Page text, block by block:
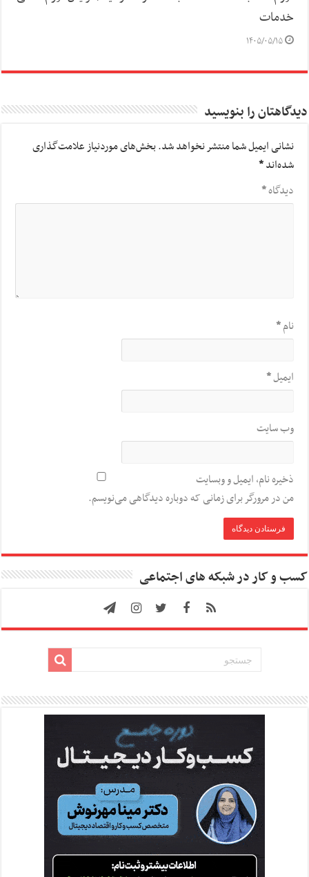
خدمات
۱۴۰۵/۰۵/۱۵
دیدگاهتان را بنویسید
نشانی ایمیل شما منتشر نخواهد شد.بخش‌های موردنیاز علامت‌گذاری
شده‌اند*
دیدگاه*
نام*
ایمیل*
وب‌ سایت
ذخیره نام، ایمیل و وبسایت
من در مرورگر برای زمانی که دوباره دیدگاهی می‌نویسم.
کسب و کار در شبکه های اجتماعی